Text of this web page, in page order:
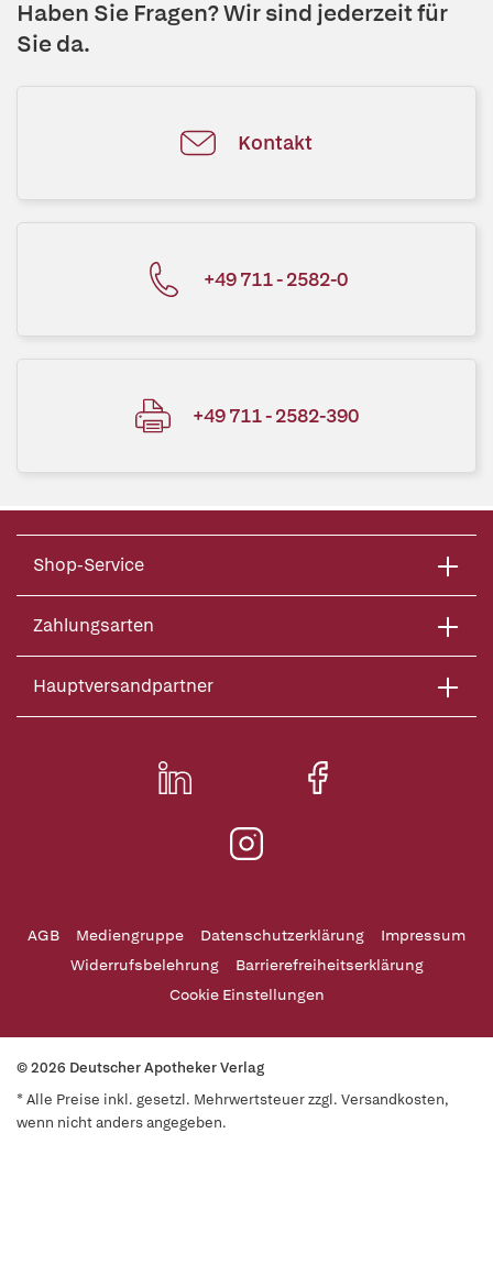
Haben Sie Fragen? Wir sind jederzeit für
Sie da.
Kontakt
+49 711 - 2582-0
+49 711 - 2582-390
Shop-Service
Zahlungsarten
Hauptversandpartner
AGB Mediengruppe Datenschutzerklärung
Impressum
Widerrufsbelehrung
Barrierefreiheitserklärung
Cookie Einstellungen
© 2026 Deutscher Apotheker Verlag
* Alle Preise inkl. gesetzl. Mehrwertsteuer zzgl. Versandkosten,
wenn nicht anders angegeben.